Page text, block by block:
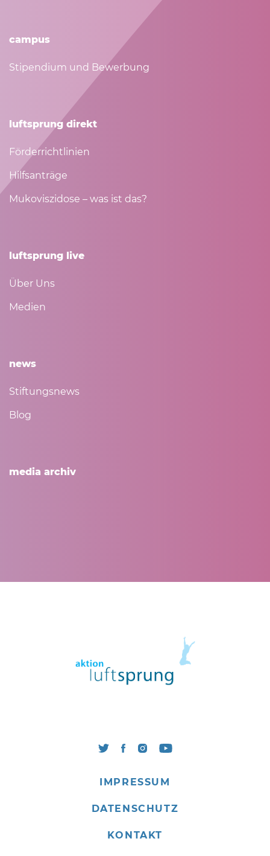
campus
Stipendium und Bewerbung
luftsprung direkt
Förderrichtlinien
Hilfsanträge
Mukoviszidose – was ist das?
luftsprung live
Über Uns
Medien
news
Stiftungsnews
Blog
media archiv
IMPRESSUM
DATENSCHUTZ
KONTAKT